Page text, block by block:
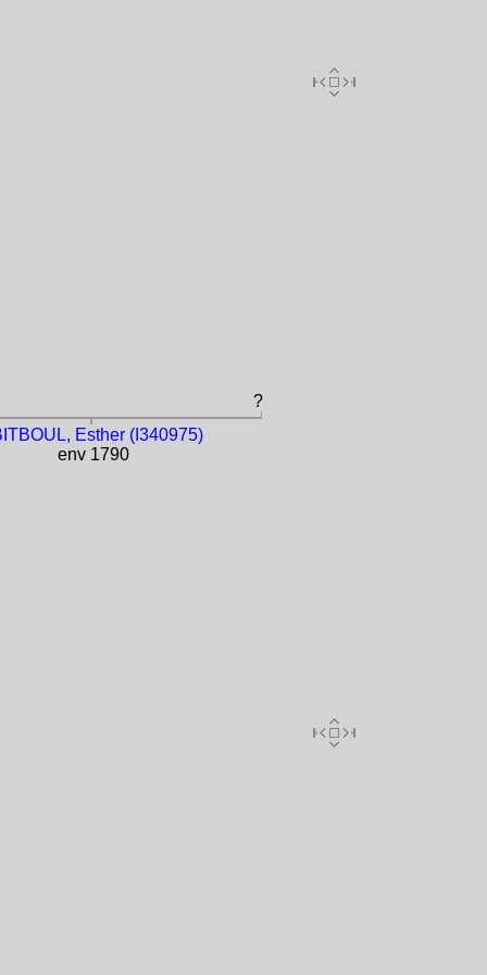
?
Esther (I340975)
env 1790